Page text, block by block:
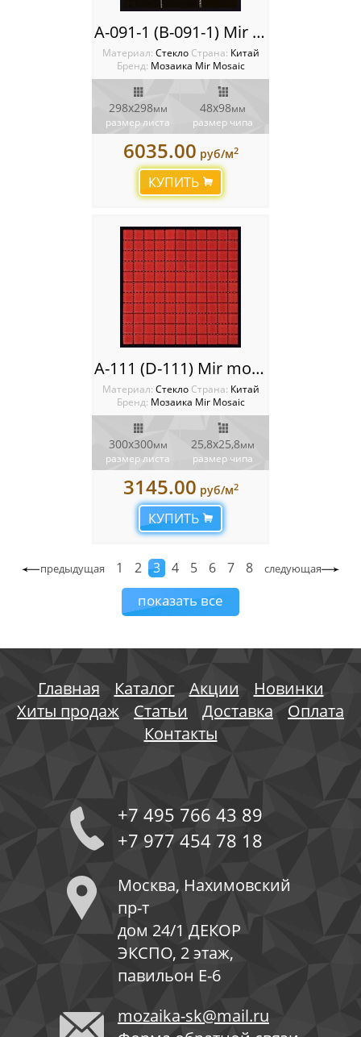
A-091-1 (B-091-1) Mir mosaic
Материал: Стекло Cтрана: Китай
Бренд: Мозаика Mir Mosaic
298x298мм
размер листа
48х98мм
размер чипа
6035.00 руб/м2
КУПИТЬ
A-111 (D-111) Mir mosaic
Материал: Стекло Cтрана: Китай
Бренд: Мозаика Mir Mosaic
300x300мм
размер листа
25,8х25,8мм
размер чипа
3145.00 руб/м2
КУПИТЬ
предыдущая 1 2 3 4 5 6 7 8 следующая
показать все
Главная Каталог Акции
Новинки
Хиты продаж
Статьи Доставка
Оплата
Контакты
+7 495 766 43 89
+7 977 454 78 18
Москва, Нахимовский
пр-т
дом 24/1 ДЕКОР
ЭКСПО, 2 этаж,
павильон Е-6
mozaika-sk@mail.ru